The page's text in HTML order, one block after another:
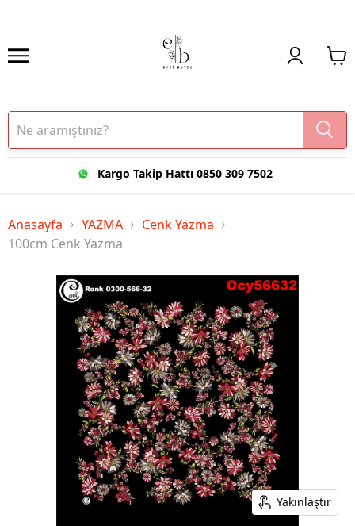
Kargo Takip Hattı 0850 309 7502
Anasayfa YAZMA
Cenk Yazma
100cm Cenk Yazma
Yakınlaştır